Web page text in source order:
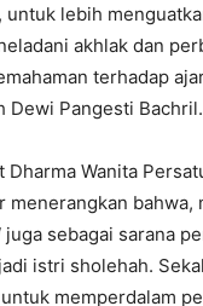
untuk lebih
akhlak dan
terhadap
Dewi Pangesti Bachril.
Dharma Wanita
menerangkan bahwa,
juga sebagai sarana
istri sholehah.
memperdalam